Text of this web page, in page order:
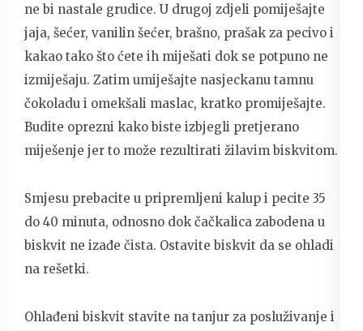
ne bi nastale grudice. U drugoj zdjeli pomiješajte
jaja, šećer, vanilin šećer, brašno, prašak za pecivo i
kakao tako što ćete ih miješati dok se potpuno ne
izmiješaju. Zatim umiješajte nasjeckanu tamnu
čokoladu i omekšali maslac, kratko promiješajte.
Budite oprezni kako biste izbjegli pretjerano
miješenje jer to može rezultirati žilavim biskvitom.
Smjesu prebacite u pripremljeni kalup i pecite 35
do 40 minuta, odnosno dok čačkalica zabodena u
biskvit ne izađe čista. Ostavite biskvit da se ohladi
na rešetki.
Ohlađeni biskvit stavite na tanjur za posluživanje i